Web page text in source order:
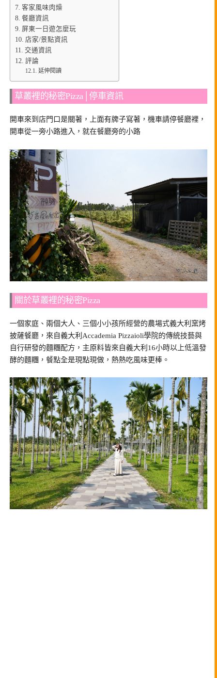
客家風味肉燥
餐廳資訊
屏東一日遊怎麼玩
店家/景點資訊
交通資訊
評論
延伸閱讀
草叢裡的秘密Pizza│停車資訊
開車來到店門口是關著，上面有牌子寫著，機車請停餐廳裡，
開車從一旁小路進入，就在餐廳旁的小路
關於草叢裡的秘密Pizza
一個家庭、兩個大人、三個小小孩所經營的農場式義大利窯烤
披薩餐廳，來自義大利Accademia Pizzaioli學院的傳統技藝與
自行研發的麵糰配方，主原料皆來自義大利16小時以上低溫發
酵的麵糰，餐點全是現點現做，熱熱吃風味更棒。